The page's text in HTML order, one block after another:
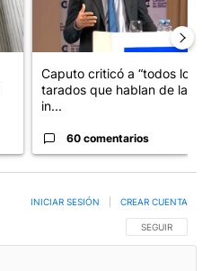
Caputo criticó a “todos los
tarados que hablan de la
in...
60 comentarios
SIGA ESTA
SEGUIR
INICIAR SESIÓN CREAR CUENTA